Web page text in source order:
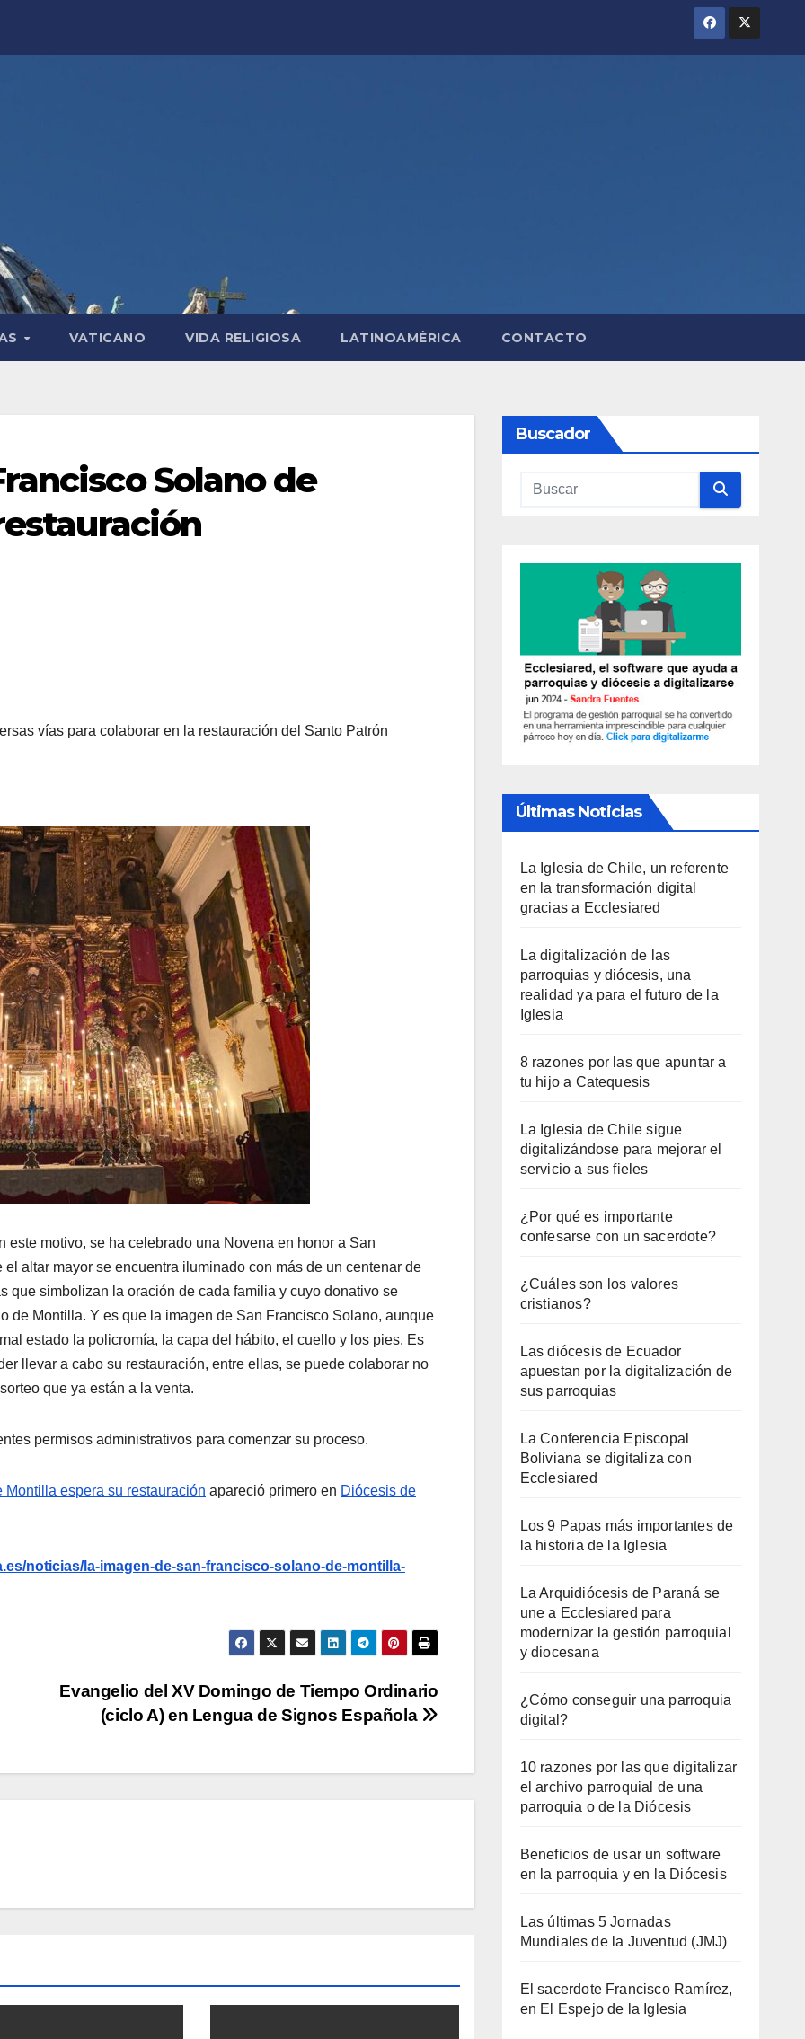
VATICANO VIDA RELIGIOSA LATINOAMÉRICA CONTACTO
Solano de
vías para colaborar en la restauración del Santo Patrón
motivo, se ha celebrado una Novena en honor a San
altar mayor se encuentra iluminado con más de un centenar de
que simbolizan la oración de cada familia y cuyo donativo se
de Montilla. Y es que la imagen de San Francisco Solano, aunque
estado la policromía, la capa del hábito, el cuello y los pies. Es
llevar a cabo su restauración, entre ellas, se puede colaborar no
que ya están a la venta.
permisos administrativos para comenzar su proceso.
espera su restauración apareció primero en Diócesis de
noticias/la-imagen-de-san-francisco-solano-de-montilla-
Evangelio del XV Domingo de Tiempo Ordinario
(ciclo A) en Lengua de Signos Española
Buscador
Últimas Noticias
La Iglesia de Chile, un referente
en la transformación digital
gracias a Ecclesiared
La digitalización de las
parroquias y diócesis, una
realidad ya para el futuro de la
Iglesia
8 razones por las que apuntar a
tu hijo a Catequesis
La Iglesia de Chile sigue
digitalizándose para mejorar el
servicio a sus fieles
¿Por qué es importante
confesarse con un sacerdote?
¿Cuáles son los valores
cristianos?
Las diócesis de Ecuador
apuestan por la digitalización de
sus parroquias
La Conferencia Episcopal
Boliviana se digitaliza con
Ecclesiared
Los 9 Papas más importantes de
la historia de la Iglesia
La Arquidiócesis de Paraná se
une a Ecclesiared para
modernizar la gestión parroquial
y diocesana
¿Cómo conseguir una parroquia
digital?
10 razones por las que digitalizar
el archivo parroquial de una
parroquia o de la Diócesis
Beneficios de usar un software
en la parroquia y en la Diócesis
Las últimas 5 Jornadas
Mundiales de la Juventud (JMJ)
El sacerdote Francisco Ramírez,
en El Espejo de la Iglesia